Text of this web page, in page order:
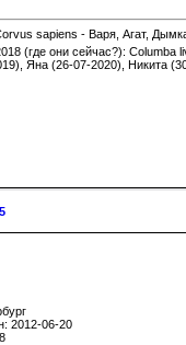
sapiens - Варя, Агат,
(где они сейчас?):
Яна (26-07-2020), Никита
2012-06-20